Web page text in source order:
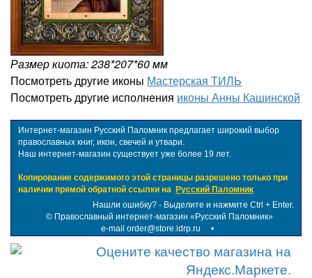
Размер киота: 238*207*60 мм
Посмотреть другие иконы Мастерская ТИЛЬ
Посмотреть другие исполнения иконы Анны Кашинской
Интернет-магазин Русский Паломник предлагает широкий выбор
православных книг, икон, свечей и утвари.
Наш интернет-магазин существует уже более 19 лет.
Копирование содержимого этой страницы разрешено только при
наличии прямой обратной ссылки на Русский Паломник
Нашли ошибку? - Выделите и нажмите Ctrl + Enter.
© Православный интернет-магазин «Русский Паломник»
e-mail order@store.idrp.ru •